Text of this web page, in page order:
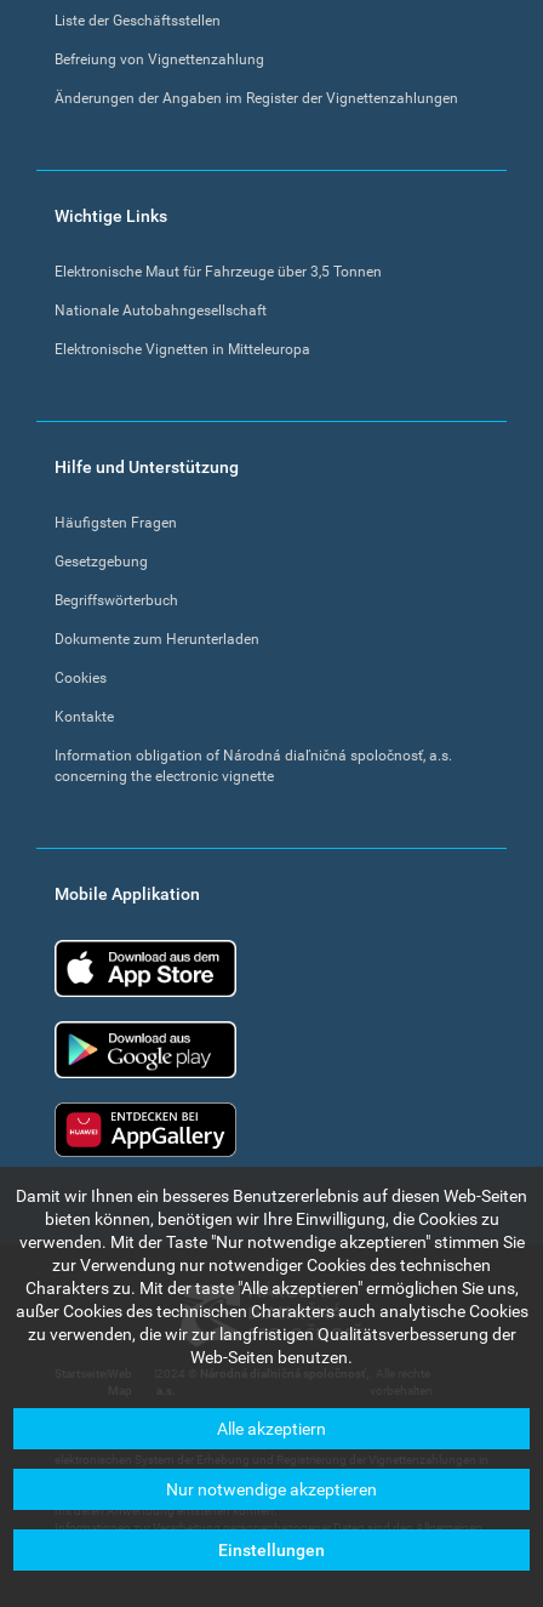
Liste der Geschäftsstellen
Befreiung von Vignettenzahlung
Änderungen der Angaben im Register der Vignettenzahlungen
Wichtige Links
Elektronische Maut für Fahrzeuge über 3,5 Tonnen
Nationale Autobahngesellschaft
Elektronische Vignetten in Mitteleuropa
Hilfe und Unterstützung
Häufigsten Fragen
Gesetzgebung
Begriffswörterbuch
Dokumente zum Herunterladen
Cookies
Kontakte
Information obligation of Národná diaľničná spoločnosť, a.s.
concerning the electronic vignette
Mobile Applikation
Die in diesem Teil des Internetportals angeführte Informationen und Angaben
haben rein indikativen Charakter und dienen zum kurzen Bekanntmachen mit dem
trägt keine Haftung für Schäden, die den Nutzern oder Dritten im Zusammenhang
mit deren Anwendung entstehen können.
Informationen zur Verarbeitung personenbezogener Daten sind den Allgemeinen
Geschäftsbedingungen zu entnehmen, die in der Sektion
verfügbar sind.
Damit wir Ihnen ein besseres Benutzererlebnis auf diesen Web-Seiten
bieten können, benötigen wir Ihre Einwilligung, die Cookies zu
verwenden. Mit der Taste "Nur notwendige akzeptieren" stimmen Sie
zur Verwendung nur notwendiger Cookies des technischen
Charakters zu. Mit der taste "Alle akzeptieren" ermöglichen Sie uns,
außer Cookies des technischen Charakters auch analytische Cookies
zu verwenden, die wir zur langfristigen Qualitätsverbesserung der
Web-Seiten benutzen.
Alle akzeptiern
Nur notwendige akzeptieren
Einstellungen